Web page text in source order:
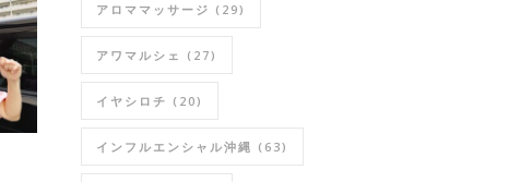
アロママッサージ (29)
アワマルシェ (27)
イヤシロチ (20)
インフルエンシャル沖縄 (63)